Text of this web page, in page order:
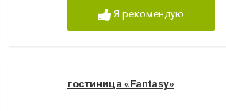
Я рекомендую
гостиница «Fantasy»